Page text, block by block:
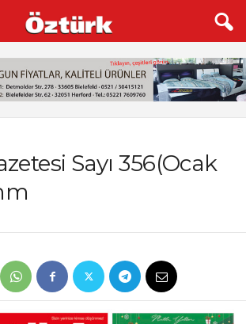
Sayı 356(Ocak